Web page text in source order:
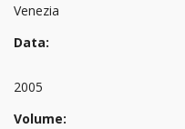
Venezia
Data:
2005
Volume: